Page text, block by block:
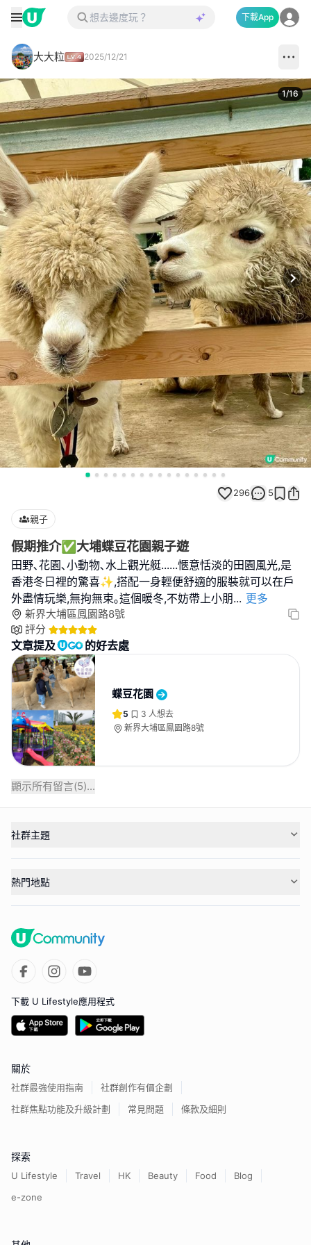
下載App
大大粒 2025/12/21
1/16
296 5
親子
假期推介✅大埔蝶豆花園親子遊
田野､花園､小動物､水上觀光艇......愜意恬淡的田園風光,是
香港冬日裡的驚喜✨,搭配一身輕便舒適的服裝就可以在戶
外盡情玩樂,無拘無束｡這個暖冬,不妨帶上小朋... 更多
新界大埔區鳳園路8號
評分
文章提及 的好去處
蝶豆花園
5 3 人想去
新界大埔區鳳園路8號
顯示所有留言(5)...
社群主題
熱門地點
下載 U Lifestyle應用程式
關於
社群最強使用指南
社群創作有價企劃
社群焦點功能及升級計劃
常見問題 條款及細則
探索
U Lifestyle Travel HK Beauty Food
Blog
e-zone